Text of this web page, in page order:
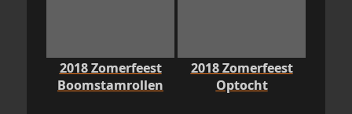
2018 Zomerfeest
Boomstamrollen
2018 Zomerfeest
Optocht